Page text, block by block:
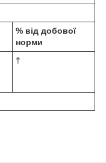
% від добової
норми
†